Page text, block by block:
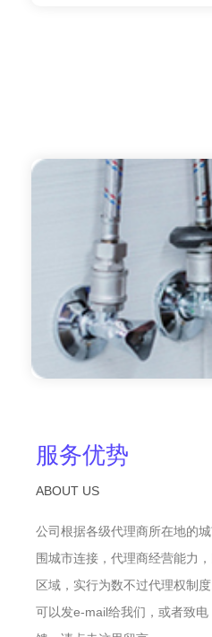
服务优势
ABOUT US
公司根据各级代理商所在地的
围城市连接，代理商经营能力
区域，实行为数不过代理权制
可以发e-mail给我们，或者致